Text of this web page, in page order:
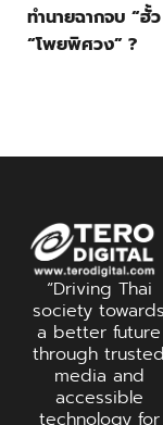
ทำนายฉากจบ “ฮั้
“โพยพิศวง” ?
“Driving Thai
society towards
a better future
through trusted
media and
accessible
technology for